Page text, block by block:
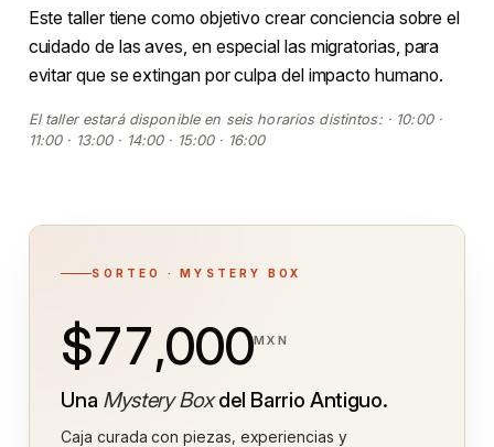
Este taller tiene como objetivo crear conciencia sobre el
cuidado de las aves, en especial las migratorias, para
evitar que se extingan por culpa del impacto humano.
El taller estará disponible en seis horarios distintos: · 10:00 ·
11:00 · 13:00 · 14:00 · 15:00 · 16:00
SORTEO · MYSTERY BOX
$77,000MXN
Una Mystery Boxdel Barrio Antiguo.
Caja curada con piezas, experiencias y